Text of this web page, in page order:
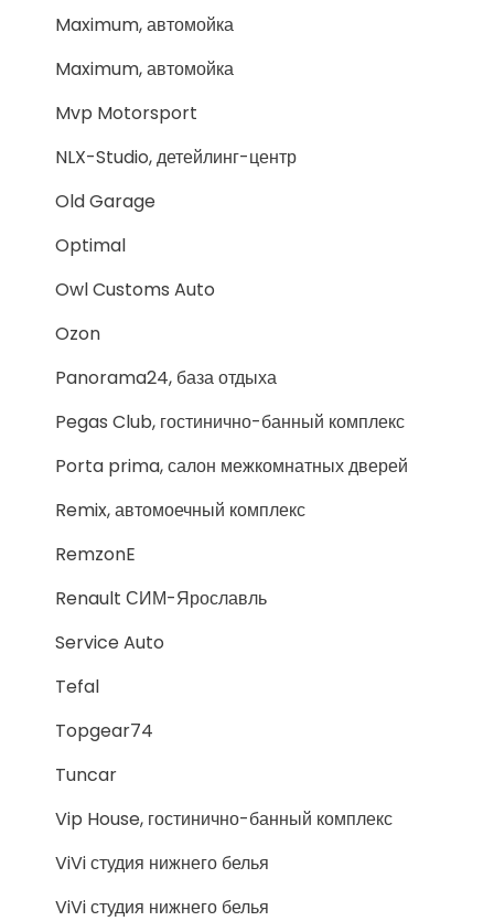
Maximum, автомойка
Maximum, автомойка
Mvp Motorsport
NLX-Studio, детейлинг-центр
Old Garage
Optimal
Owl Customs Auto
Ozon
Panorama24, база отдыха
Pegas Club, гостинично-банный комплекс
Porta prima, салон межкомнатных дверей
Remix, автомоечный комплекс
RemzonE
Renault СИМ-Ярославль
Service Auto
Tefal
Topgear74
Tuncar
Vip House, гостинично-банный комплекс
ViVi студия нижнего белья
ViVi студия нижнего белья